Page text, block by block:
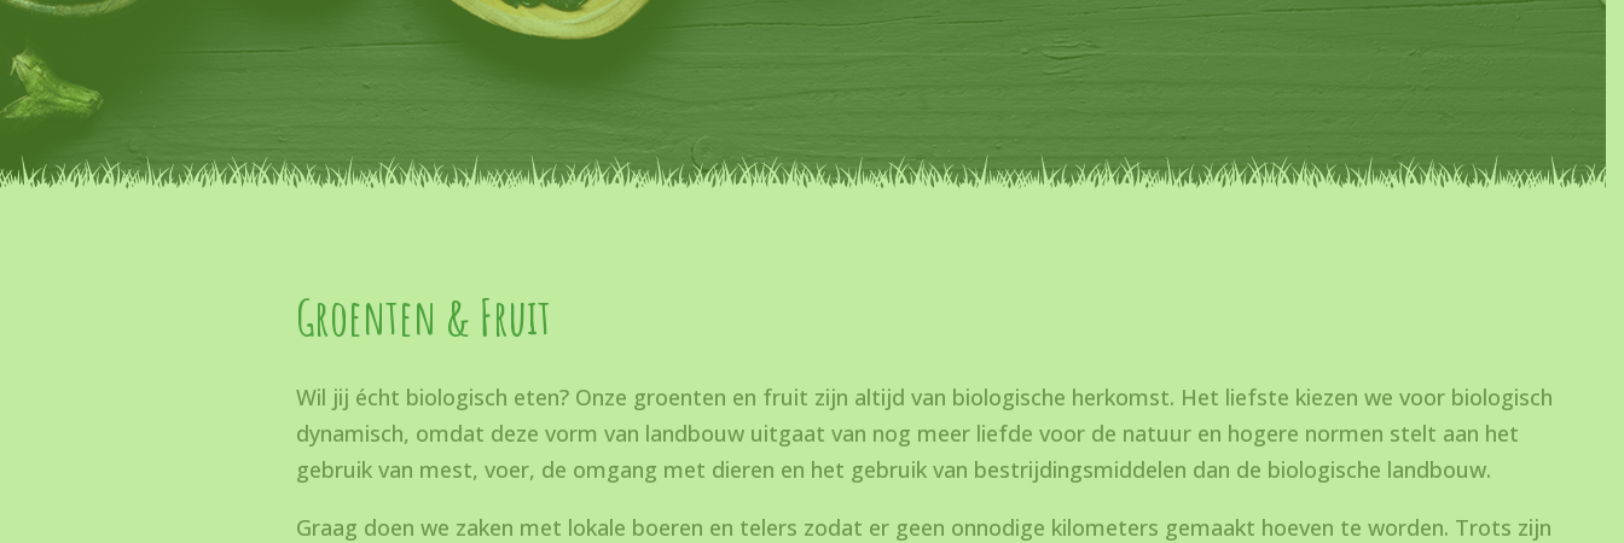
Groenten & Fruit
Wil jij écht biologisch eten? Onze groenten en fruit zijn altijd van biologische herkomst. Het liefste kiezen we voor biologisch
dynamisch, omdat deze vorm van landbouw uitgaat van nog meer liefde voor de natuur en hogere normen stelt aan het
gebruik van mest, voer, de omgang met dieren en het gebruik van bestrijdingsmiddelen dan de biologische landbouw.
Graag doen we zaken met lokale boeren en telers zodat er geen onnodige kilometers gemaakt hoeven te worden. Trots zijn